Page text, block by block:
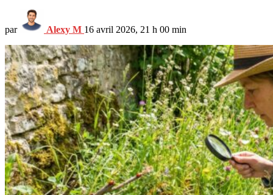
par Alexy M 16 avril 2026, 21 h 00 min